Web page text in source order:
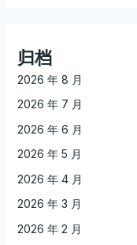
归档
2026 年 8 月
2026 年 7 月
2026 年 6 月
2026 年 5 月
2026 年 4 月
2026 年 3 月
2026 年 2 月